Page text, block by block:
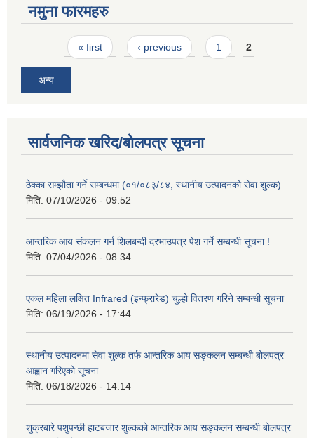
नमुना फारमहरु
Pages« first ‹ previous 1 2
अन्य
सार्वजनिक खरिद/बोलपत्र सूचना
ठेक्का सम्झौता गर्ने सम्बन्धमा (०१/०८३/८४, स्थानीय उत्पादनको सेवा शुल्क)
मिति: 07/10/2026 - 09:52
आन्तरिक आय संकलन गर्न शिलबन्दी दरभाउपत्र पेश गर्ने सम्बन्धी सूचना !
मिति: 07/04/2026 - 08:34
एकल महिला लक्षित Infrared (इन्फ्रारेड) चुल्हो वितरण गरिने सम्बन्धी सूचना
मिति: 06/19/2026 - 17:44
स्थानीय उत्पादनमा सेवा शुल्क तर्फ आन्तरिक आय सङ्कलन सम्बन्धी बोलपत्र
आह्वान गरिएको सूचना
मिति: 06/18/2026 - 14:14
शुक्रबारे पशुपन्छी हाटबजार शुल्कको आन्तरिक आय सङ्कलन सम्बन्धी बोलपत्र